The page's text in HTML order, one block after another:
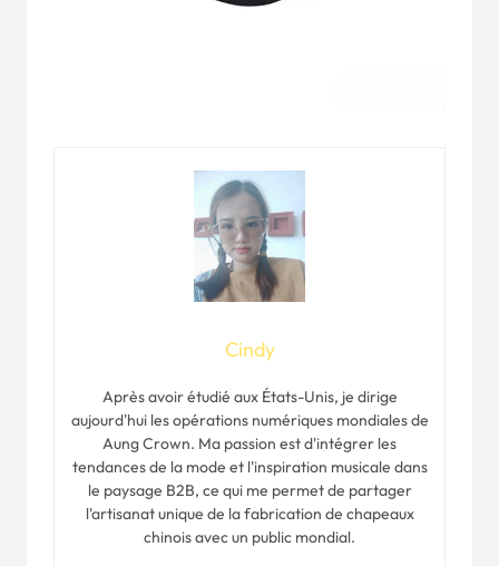
Cindy
Après avoir étudié aux États-Unis, je dirige
aujourd'hui les opérations numériques mondiales de
Aung Crown. Ma passion est d'intégrer les
tendances de la mode et l'inspiration musicale dans
le paysage B2B, ce qui me permet de partager
l'artisanat unique de la fabrication de chapeaux
chinois avec un public mondial.